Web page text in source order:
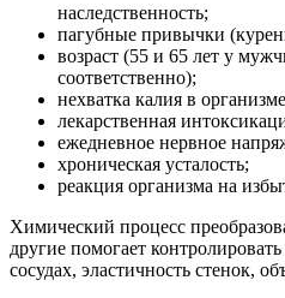
наследственность;
пагубные привычки
возраст (55 и 65 лет у
соответственно);
нехватка калия в
лекарственная
ежедневное нервное
хроническая усталость;
реакция организма на
Химический процесс
другие помогает
сосудах, эластичность стенок,